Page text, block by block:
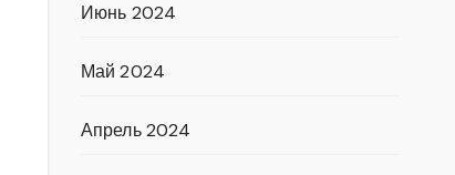
Июнь 2024
Май 2024
Апрель 2024